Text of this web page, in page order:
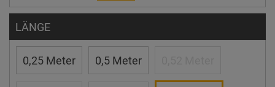
LÄNGE
0,25 Meter 0,5 Meter